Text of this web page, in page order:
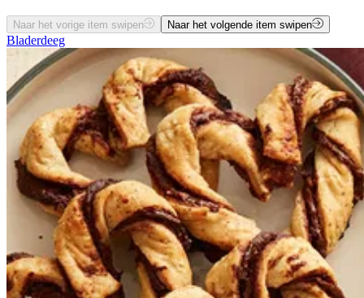
Naar het vorige item swipen Naar het volgende item swipen
Bladerdeeg